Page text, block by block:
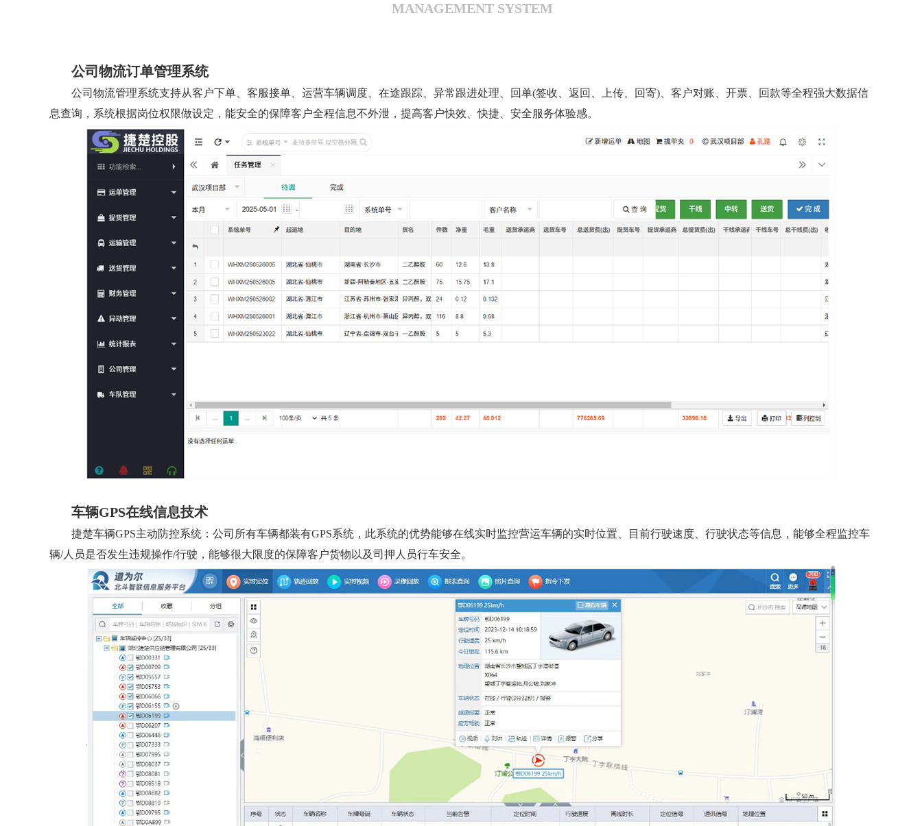
MANAGEMENT SYSTEM
公司物流订单管理系统
公司物流管理系统支持从客户下单、客服接单、运营车辆调度、在途跟踪、异常跟进处理、回单(签收、返回、上传、回寄)、客户对账、开票、回款等全程强大数据信
息查询，系统根据岗位权限做设定，能安全的保障客户全程信息不外泄，提高客户快效、快捷、安全服务体验感。
车辆GPS在线信息技术
捷楚车辆GPS主动防控系统：公司所有车辆都装有GPS系统，此系统的优势能够在线实时监控营运车辆的实时位置、目前行驶速度、行驶状态等信息，能够全程监控车
辆/人员是否发生违规操作/行驶，能够很大限度的保障客户货物以及司押人员行车安全。